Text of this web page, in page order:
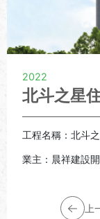
2022
北斗之星
工程名稱：北斗
業主：晨祥建設
上